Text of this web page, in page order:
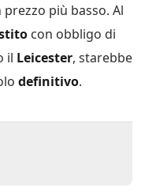
più basso. Al
con obbligo di
il Leicester, starebbe
definitivo.